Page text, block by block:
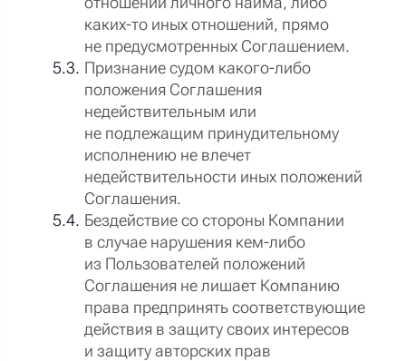
каких-то иных отношений, прямо
не предусмотренных Соглашением.
Признание судом какого-либо
положения Соглашения
недействительным или
не подлежащим принудительному
исполнению не влечет
недействительности иных положений
Соглашения.
Бездействие со стороны Компании
в случае нарушения кем-либо
из Пользователей положений
Соглашения не лишает Компанию
права предпринять соответствующие
действия в защиту своих интересов
и защиту авторских прав